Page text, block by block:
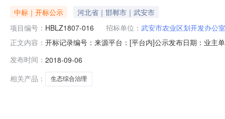
中标｜开标公示
河北省｜邯郸市｜武安市
项目编号： HBLZ1807-016 招标单位： 武安市农业区划开发办公室
正文内容： 开标记录编号：来源平台：[平台内]公示发布日期：业主
标段名称:河北省武安市2018年活水乡第一批生态综合治
发布时间： 2018-09-06
相关产品：
生态综合治理